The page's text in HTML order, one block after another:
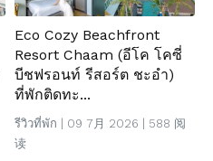
Eco Cozy Beachfront
Resort Chaam (อีโค โคซี่
บีชฟรอนท์ รีสอร์ต ชะอำ)
ที่พักติดทะ...
รีวิวที่พัก | 09 7月 2026 | 588 阅
读